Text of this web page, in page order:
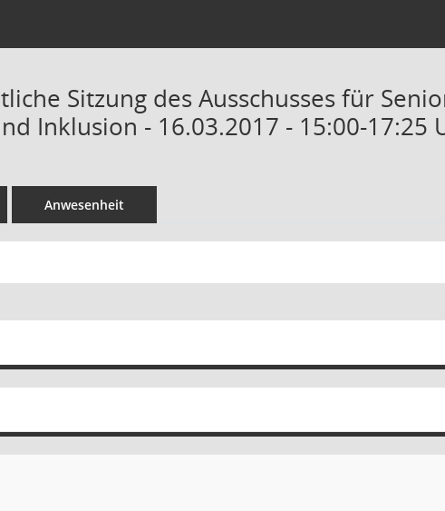
Sitzung des Ausschusses für
Inklusion - 16.03.2017 - 15:00-17:25
Anwesenheit